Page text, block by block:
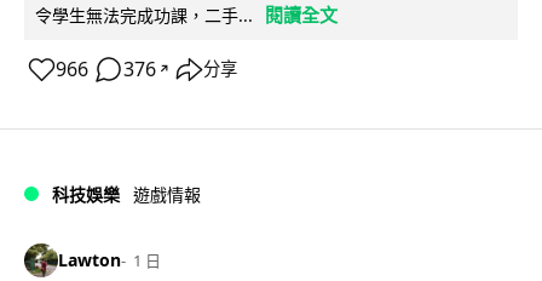
令學生無法完成功課，二手...
閱讀全文
966 376 ↗ 分享
科技娛樂 遊戲情報
Lawton 1 日